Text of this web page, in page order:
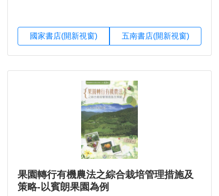
國家書店(開新視窗) 五南書店(開新視窗)
果園轉行有機農法之綜合栽培管理措施及
策略-以賓朗果園為例